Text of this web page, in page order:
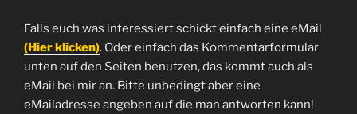
Falls euch was interessiert schickt einfach eine eMail
(Hier klicken). Oder einfach das Kommentarformular
unten auf den Seiten benutzen, das kommt auch als
eMail bei mir an. Bitte unbedingt aber eine
eMailadresse angeben auf die man antworten kann!